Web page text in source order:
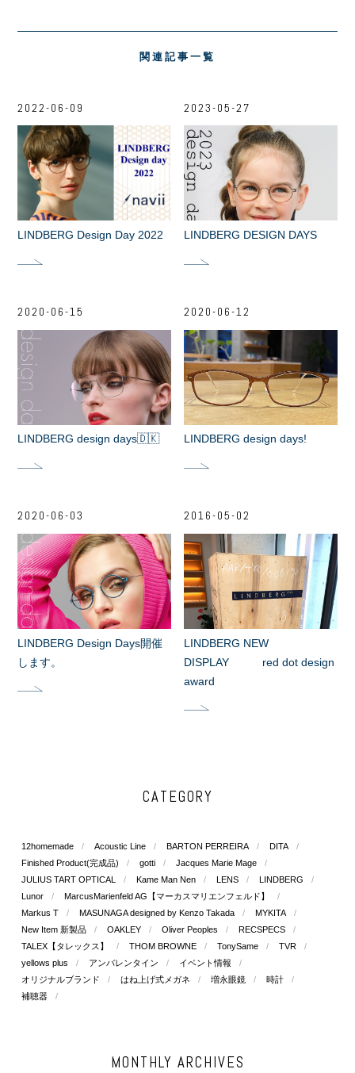
関連記事一覧
2022-06-09
LINDBERG Design Day 2022
2023-05-27
LINDBERG DESIGN DAYS
2020-06-15
LINDBERG design days🇩🇰
2020-06-12
LINDBERG design days!
2020-06-03
LINDBERG Design Days開催
します。
2016-05-02
LINDBERG NEW
DISPLAY red dot design
award
CATEGORY
12homemade Acoustic Line BARTON PERREIRA
DITA
Finished Product(完成品)
gotti
Jacques Marie Mage
JULIUS TART OPTICAL
Kame Man Nen LENS
LINDBERG
Lunor
MarcusMarienfeld AG【マーカスマリエンフェルド】
Markus T
MASUNAGA designed by Kenzo Takada
MYKITA
New Item 新製品
OAKLEY Oliver Peoples
RECSPECS
TALEX【タレックス】
THOM BROWNE TonySame
TVR
yellows plus
アンバレンタイン
イベント情報
オリジナルブランド
はね上げ式メガネ 増永眼鏡
時計
補聴器
MONTHLY ARCHIVES